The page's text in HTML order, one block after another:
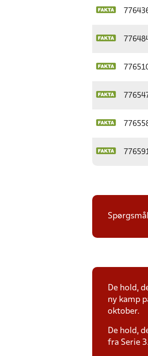
De hold,
ny kamp
oktober.
De hold,
fra Serie